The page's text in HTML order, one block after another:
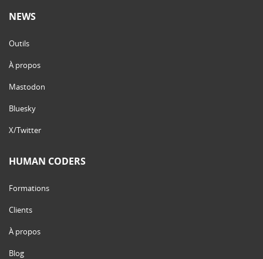
NEWS
Outils
À propos
Mastodon
Bluesky
X/Twitter
HUMAN CODERS
Formations
Clients
À propos
Blog